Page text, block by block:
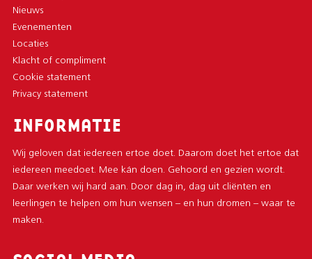
Nieuws
Evenementen
Locaties
Klacht of compliment
Cookie statement
Privacy statement
INFORMATIE
Wij geloven dat iedereen ertoe doet. Daarom doet het ertoe dat
iedereen meedoet. Mee kán doen. Gehoord en gezien wordt.
Daar werken wij hard aan. Door dag in, dag uit cliënten en
leerlingen te helpen om hun wensen – en hun dromen – waar te
maken.